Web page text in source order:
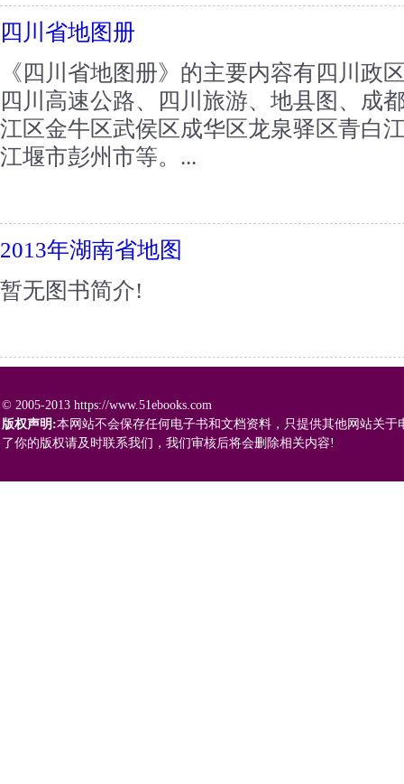
四川省地图册
《四川省地图册》的主要内容有四川政
四川高速公路、四川旅游、地县图、成
江区金牛区武侯区成华区龙泉驿区青白
江堰市彭州市等。...
2013年湖南省地图
暂无图书简介!
© 2005-2013 https://www.51ebooks.com
版权声明:本网站不会保存任何电子书和文档资料，只提供其他网站关
了你的版权请及时联系我们，我们审核后将会删除相关内容!